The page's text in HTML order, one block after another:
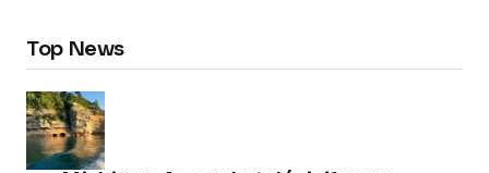
Top News